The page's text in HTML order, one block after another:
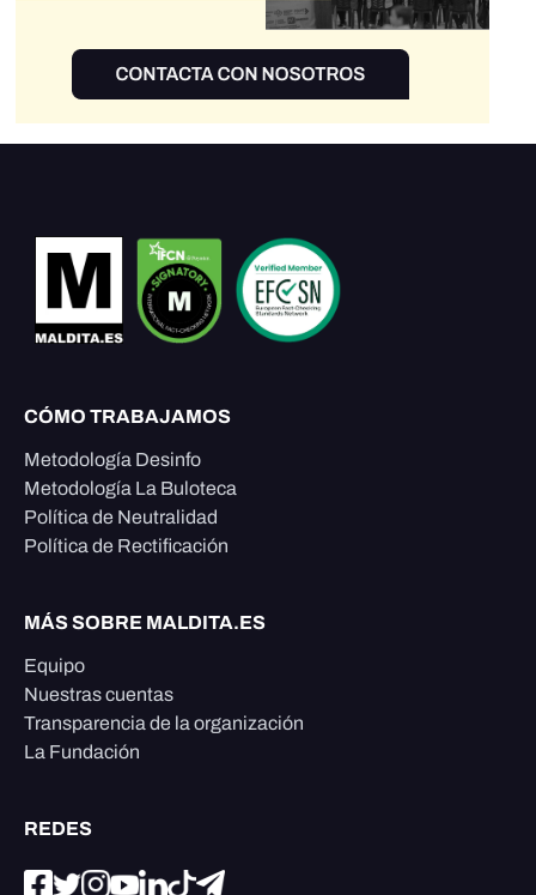
CÓMO TRABAJAMOS
Metodología Desinfo
Metodología La Buloteca
Política de Neutralidad
Política de Rectificación
MÁS SOBRE MALDITA.ES
Equipo
Nuestras cuentas
Transparencia de la organización
La Fundación
REDES